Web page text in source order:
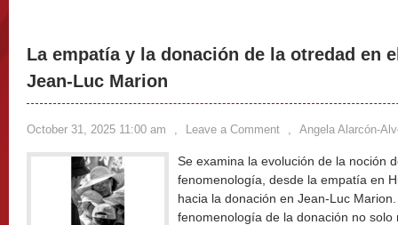
La empatía y la donación de la otredad en
Jean-Luc Marion
October 31, 2025 11:00 am , Leave a Comment , Angela Alarcón-
Se examina la evolución de la noción
fenomenología, desde la empatía en
hacia la donación en Jean-Luc
fenomenología de la donación no